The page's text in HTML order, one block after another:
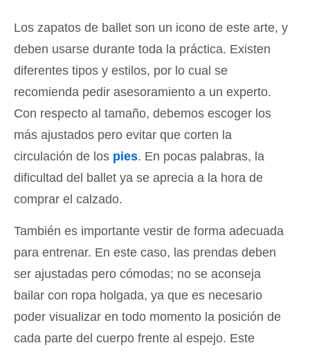
Los zapatos de ballet son un icono de este arte, y
deben usarse durante toda la práctica. Existen
diferentes tipos y estilos, por lo cual se
recomienda pedir asesoramiento a un experto.
Con respecto al tamaño, debemos escoger los
más ajustados pero evitar que corten la
circulación de los pies. En pocas palabras, la
dificultad del ballet ya se aprecia a la hora de
comprar el calzado.
También es importante vestir de forma adecuada
para entrenar. En este caso, las prendas deben
ser ajustadas pero cómodas; no se aconseja
bailar con ropa holgada, ya que es necesario
poder visualizar en todo momento la posición de
cada parte del cuerpo frente al espejo. Este